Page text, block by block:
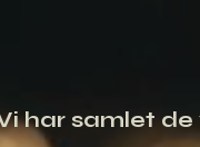
har samlet de